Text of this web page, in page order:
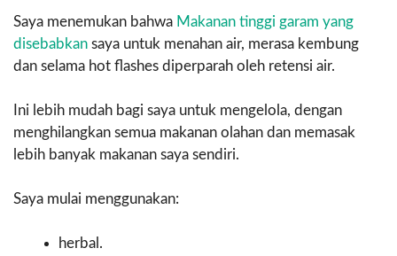
Saya menemukan bahwa Makanan tinggi garam yang
disebabkan saya untuk menahan air, merasa kembung
dan selama hot flashes diperparah oleh retensi air.
Ini lebih mudah bagi saya untuk mengelola, dengan
menghilangkan semua makanan olahan dan memasak
lebih banyak makanan saya sendiri.
Saya mulai menggunakan:
herbal.